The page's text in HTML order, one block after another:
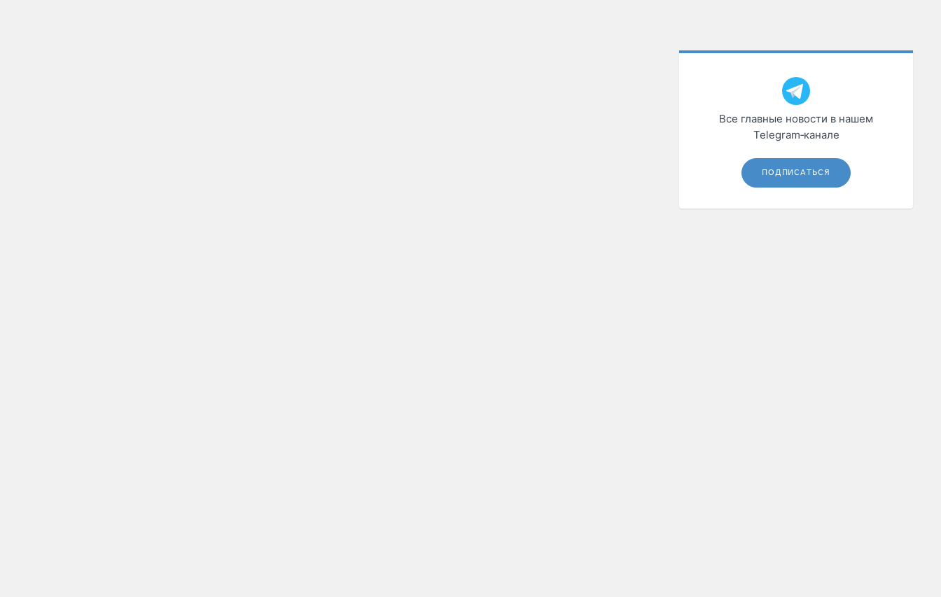
Все главные новости в нашем
Telegram‑канале
ПОДПИСАТЬСЯ